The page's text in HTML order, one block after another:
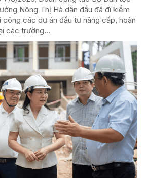
Nông Thị Hà dẫn đầu đã đi kiểm
các dự án đầu tư nâng cấp, hoàn
các trường...